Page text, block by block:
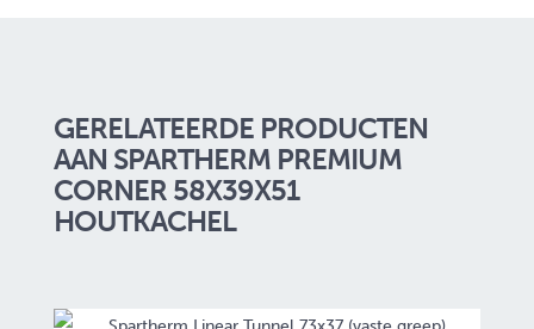
GERELATEERDE PRODUCTEN
AAN SPARTHERM PREMIUM
CORNER 58X39X51
HOUTKACHEL